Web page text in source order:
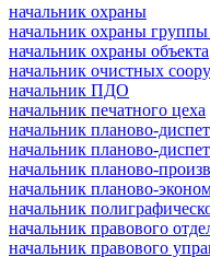
начальник охраны
начальник охраны группы
начальник охраны объекта
начальник очистных
начальник ПДО
начальник печатного цеха
начальник планово-
начальник планово-
начальник планово-
начальник планово-
начальник
начальник правового
начальник правового